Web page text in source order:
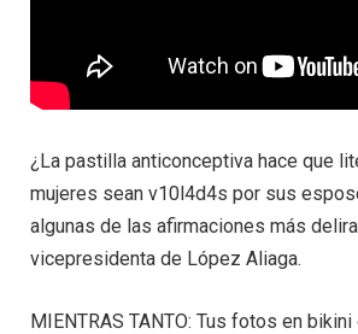
¿La pastilla anticonceptiva hace que
mujeres sean v10l4d4s por sus
algunas de las afirmaciones más
vicepresidenta de López Aliaga.
MIENTRAS TANTO: Tus fotos en